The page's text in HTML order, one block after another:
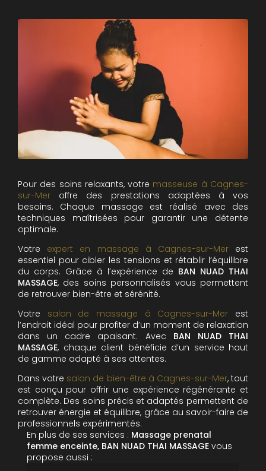
Pour des soins relaxants, votre masseuse à Cagnes-
sur-Mer offre des prestations adaptées à vos
besoins. Chaque massage est réalisé avec des
techniques maîtrisées pour garantir une détente
optimale.
Votre expert en massage à Cagnes-sur-Merest
essentiel pour cibler les tensions et rétablir l’équilibre
du corps. Grâce à l’expérience de BAN NUAD THAI
MASSAGE, des soins personnalisés vous permettent
de retrouver bien-être et sérénité.
Votre salon de massage à Cagnes-sur-Mer est
l’endroit idéal pour profiter d’un moment de relaxation
dans un cadre apaisant. Avec BAN NUAD THAI
MASSAGE, chaque client bénéficie d’un service haut
de gamme adapté à ses attentes.
Dans votre salon de bien-être à Cagnes-sur-Mer, tout
est conçu pour offrir une expérience régénérante et
complète. Des soins précis et adaptés permettent de
retrouver énergie et équilibre, grâce au savoir-faire de
professionnels expérimentés.
En plus de ses services : Massage prenatal
femme enceinte, BAN NUAD THAI MASSAGE vous
propose aussi :